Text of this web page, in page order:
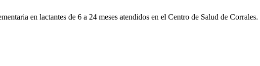
en lactantes de 6 a 24 meses atendidos en el Centro de Salud de Corrales.